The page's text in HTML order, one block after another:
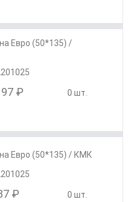
Евро (50*135) /
₽ 0 шт.
Евро (50*135) / КМК
₽ 0 шт.